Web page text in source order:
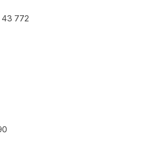
43 772